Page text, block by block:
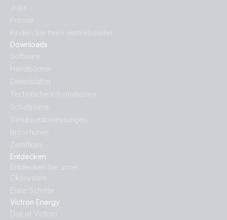
Entdecken
Entdecken Sie unser
Ökosystem
Erste Schritte
Victron Energy
Das ist Victron
Downloads
Software
Handbücher
Datenblätter
Technische Informationen
Schaltpläne
Gehäuseabmessungen
Broschüren
Zertifikate
Jobs
Presse
Finden Sie Ihren Vertriebsleiter